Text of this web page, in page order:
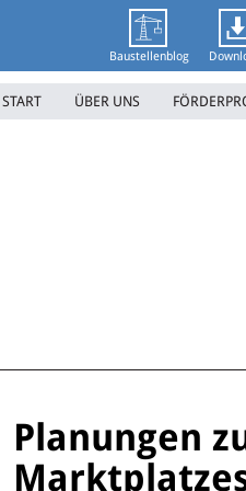
Baustellenblog
START ÜBER UNS
Planungen